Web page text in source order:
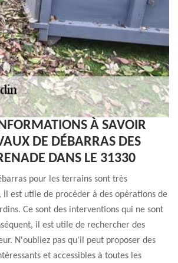
À SAVOIR
DE DÉBARRAS DES
DANS LE 31330
pour les terrains sont très
est utile de procéder à des opérations de
Ce sont des interventions qui ne sont
il est utile de rechercher des
N'oubliez pas qu'il peut proposer des
et accessibles à toutes les